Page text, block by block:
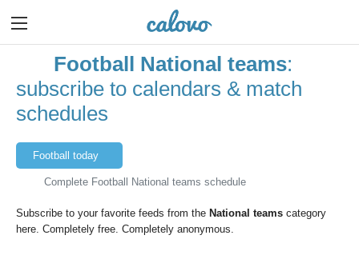
Football National teams:
subscribe to calendars & match
schedules
Football today
Complete Football National teams schedule
Subscribe to your favorite feeds from the National teams category
here. Completely free. Completely anonymous.